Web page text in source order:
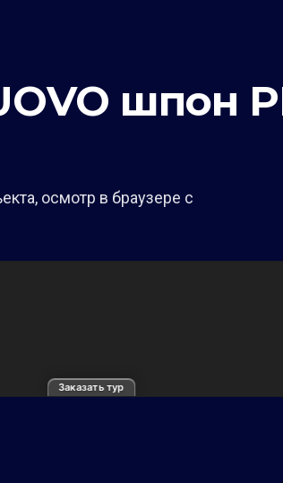
шпон
осмотр в браузере с
Заказать тур